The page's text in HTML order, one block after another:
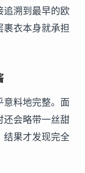
追溯到最早的欧
裹衣本身就承担
意料地完整。面
还会略带一丝甜
结果才发现完全